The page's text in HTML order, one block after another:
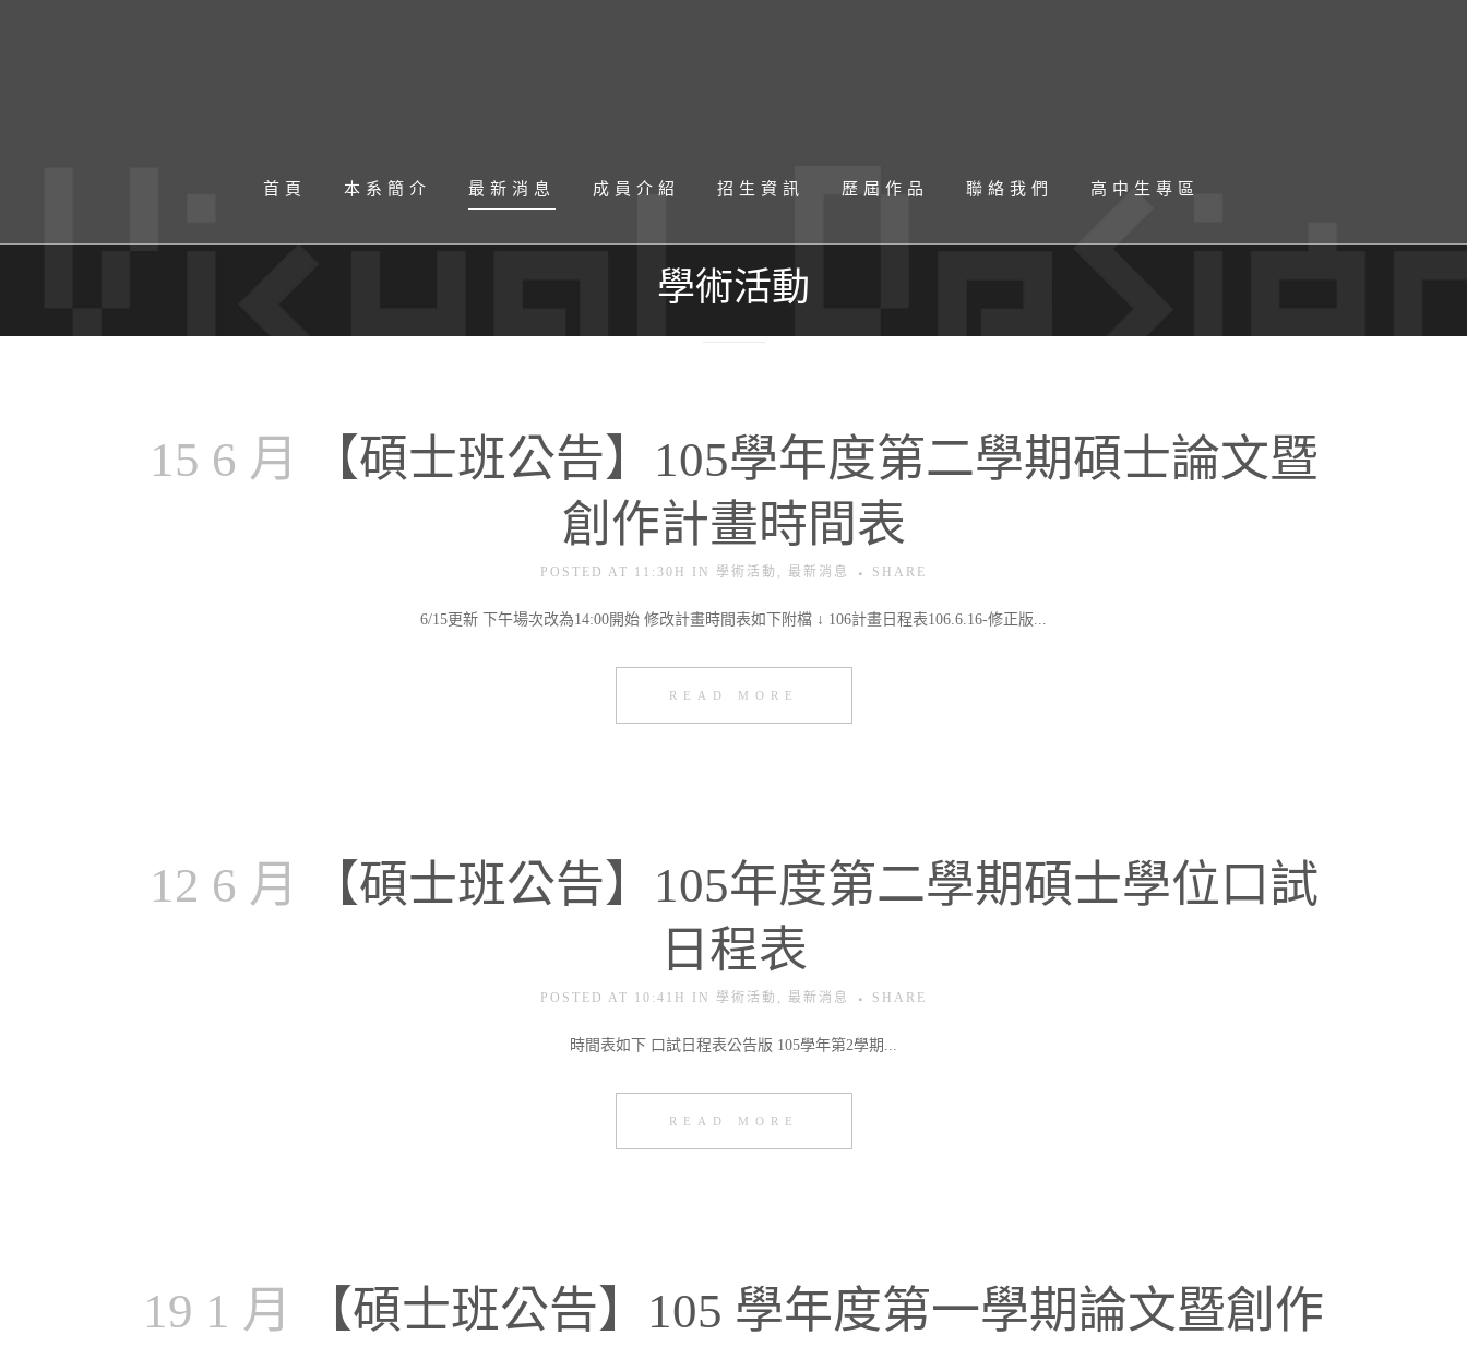
首頁 本系簡介 最新消息 成員介紹 招生資訊 歷屆作品 聯絡我們 高中生專區
學術活動
15 6 月
【碩士班公告】105學年度第二學期碩士論文暨
創作計畫時間表
POSTED AT 11:30H IN 學術活動 , 最新消息 SHARE
6/15更新 下午場次改為14:00開始 修改計畫時間表如下附檔 ↓ 106計畫日程表106.6.16-修正版...
READ MORE
12 6 月
【碩士班公告】105年度第二學期碩士學位口試
日程表
POSTED AT 10:41H IN 學術活動 , 最新消息 SHARE
時間表如下 口試日程表公告版 105學年第2學期...
READ MORE
19 1 月
【碩士班公告】105 學年度第一學期論文暨創作